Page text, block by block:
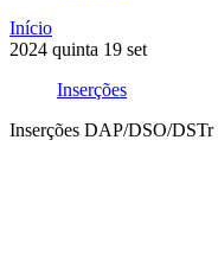
Início
2024 quinta 19 set
Inserções
Inserções DAP/DSO/DSTr